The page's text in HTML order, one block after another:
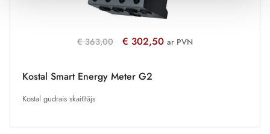
€363,00 € 302,50 ar PVN
Kostal Smart Energy Meter G2
Kostal gudrais skaitītājs